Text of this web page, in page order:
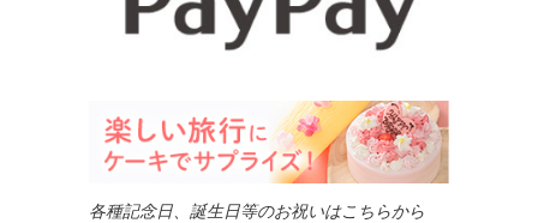
各種記念日、誕生日等のお祝いはこちらから